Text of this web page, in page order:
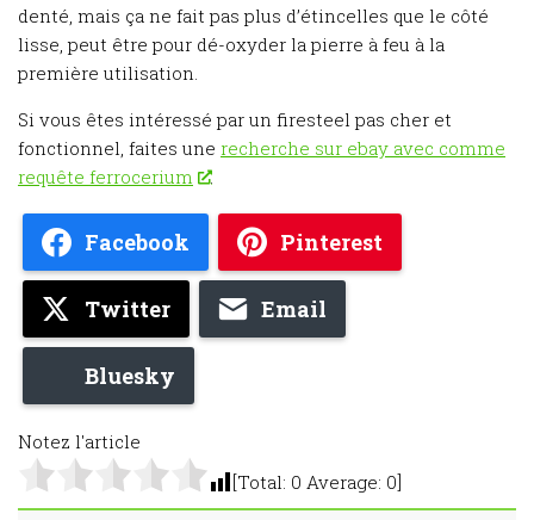
denté, mais ça ne fait pas plus d’étincelles que le côté
lisse, peut être pour dé-oxyder la pierre à feu à la
première utilisation.
Si vous êtes intéressé par un firesteel pas cher et
fonctionnel, faites une recherche sur ebay avec comme
requête ferrocerium
.
Facebook Pinterest
Twitter Email
Bluesky
Notez l'article
[Total: 0 Average: 0]